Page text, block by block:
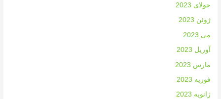
جولای 2023
ژوئن 2023
می 2023
آوریل 2023
مارس 2023
فوریه 2023
ژانویه 2023